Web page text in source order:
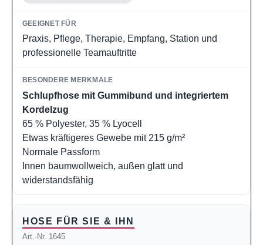
Praxis, Pflege, Therapie, Empfang, Station und
professionelle Teamauftritte
Schlupfhose mit Gummibund und integriertem
Kordelzug
65 % Polyester, 35 % Lyocell
Etwas kräftigeres Gewebe mit 215 g/m²
Normale Passform
Innen baumwollweich, außen glatt und
widerstandsfähig
HOSE FÜR SIE & IHN
Art.-Nr. 1645